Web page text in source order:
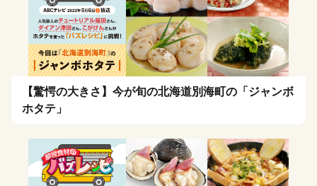
【驚愕の大きさ】今が旬の北海道別海町の「ジャンボ
ホタテ」